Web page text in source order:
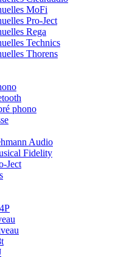
MoFi
Pro-Ject
Rega
Technics
Thorens
phono
Audio
Fidelity
Ject